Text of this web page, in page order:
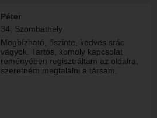
Péter
34, Szombathely
Megbízható, őszinte, kedves srác
vagyok. Tartós, komoly kapcsolat
reményében regisztráltam az oldalra,
szeretném megtalálni a társam.